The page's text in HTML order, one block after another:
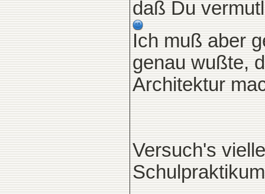
daß Du
Ich muß aber
genau wußte,
Architektur
Versuch's